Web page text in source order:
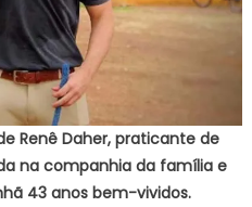
Renê Daher, praticante de
na companhia da família e
43 anos bem-vividos.